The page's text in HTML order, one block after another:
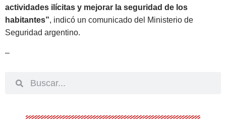
actividades ilícitas y mejorar la seguridad de los
habitantes”, indicó un comunicado del Ministerio de
Seguridad argentino.
–